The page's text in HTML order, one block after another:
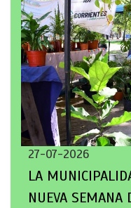
27-07-2026
LA
NUEVA SEMANA